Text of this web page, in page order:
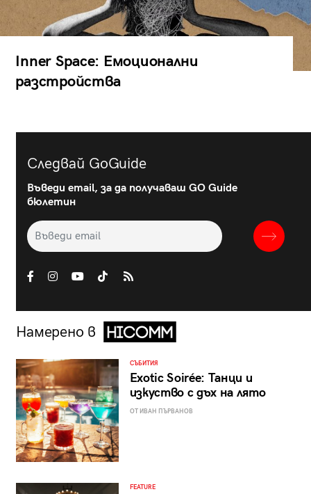
Inner Space: Емоционални
разстройства
Следвай GoGuide
Въведи email, за да получаваш GO Guide
бюлетин
Намерено в
СЪБИТИЯ
Exotic Soirée: Танци и
изкуство с дъх на лято
ОТ ИВАН ПЪРВАНОВ
FEATURE